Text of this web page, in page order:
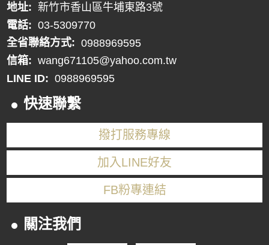
地址: 新竹市香山區牛埔東路3號
電話: 03-5309770
全省聯絡方式: 0988969595
信箱: wang671105@yahoo.com.tw
LINE ID: 0988969595
快速聯繫
撥打服務專線
加入LINE好友
FB粉專連結
關注我們